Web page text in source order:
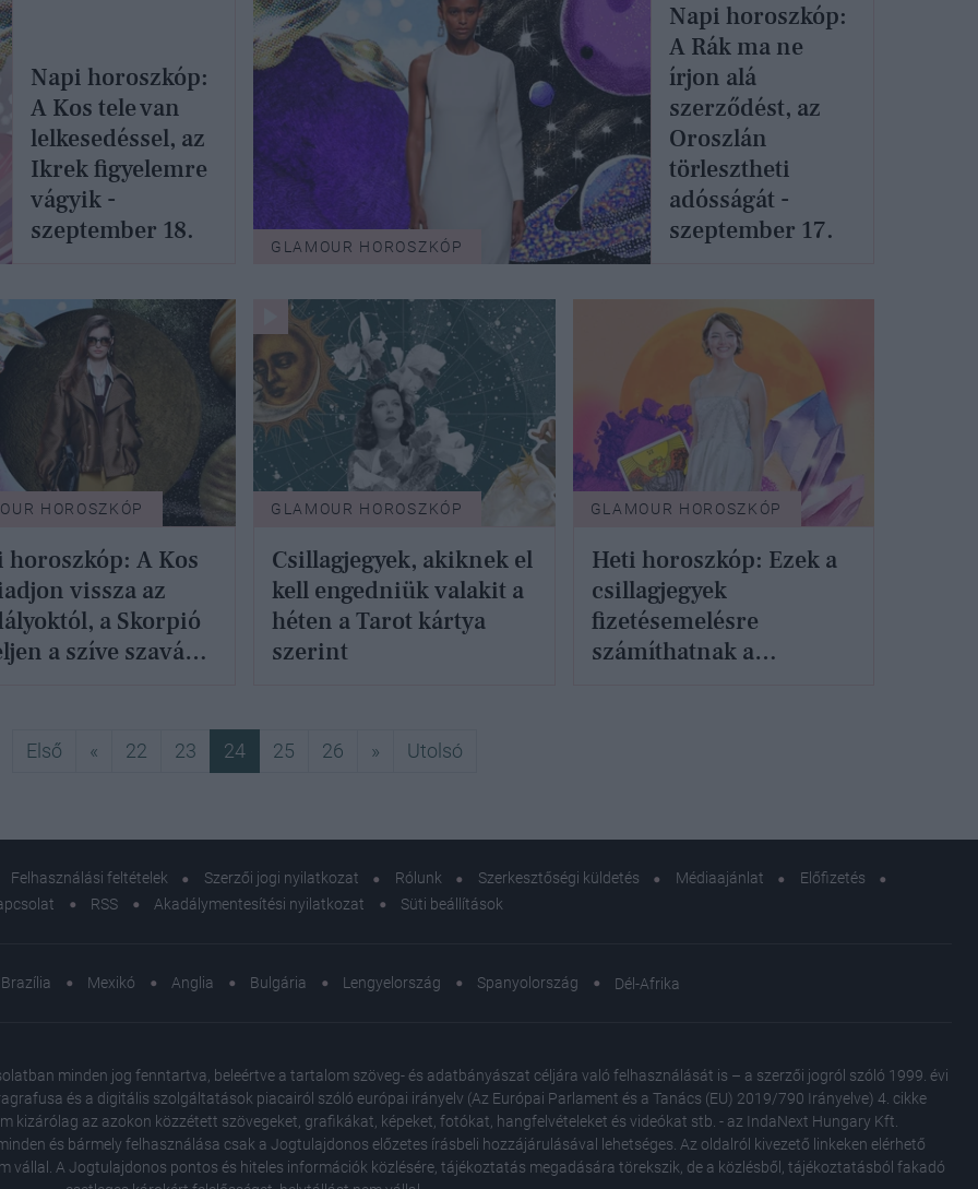
Napi horoszkóp:
A Kos tele van
lelkesedéssel, az
Ikrek figyelemre
vágyik -
szeptember 18.
GLAMOUR HOROSZKÓP
Napi horoszkóp:
A Rák ma ne
írjon alá
szerződést, az
Oroszlán
törlesztheti
adósságát -
szeptember 17.
HOROSZKÓP
horoszkóp: A Kos
vissza az
a Skorpió
a szíve szavára
GLAMOUR HOROSZKÓP
Csillagjegyek, akiknek el
kell engedniük valakit a
héten a Tarot kártya
szerint
GLAMOUR HOROSZKÓP
Heti horoszkóp: Ezek a
csillagjegyek
fizetésemelésre
számíthatnak a
Első Első
« Előző
22 23 24 25 26 » Következő
Utolsó
Felhasználási feltételek Szerzői jogi nyilatkozat Rólunk Szerkesztőségi küldetés Médiaajánlat
Előfizetés
RSS Akadálymentesítési nyilatkozat Süti beállítások
Brazília Mexikó Anglia Bulgária Lengyelország Spanyolország Dél-Afrika
minden jog fenntartva, beleértve a tartalom szöveg- és adatbányászat céljára való felhasználását is – a szerzői jogról szóló 1999. évi
és a digitális szolgáltatások piacairól szóló európai irányelv (Az Európai Parlament és a Tanács (EU) 2019/790 Irányelve) 4. cikke
kizárólag az azokon közzétett szövegeket, grafikákat, képeket, fotókat, hangfelvételeket és videókat stb. - az IndaNext Hungary Kft.
és bármely felhasználása csak a Jogtulajdonos előzetes írásbeli hozzájárulásával lehetséges. Az oldalról kivezető linkeken elérhető
A Jogtulajdonos pontos és hiteles információk közlésére, tájékoztatás megadására törekszik, de a közlésből, tájékoztatásból fakadó